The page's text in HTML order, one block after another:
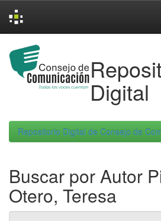
navigation
Digital
Repositorio Digital de Consejo de
Buscar por Autor
Otero, Teresa